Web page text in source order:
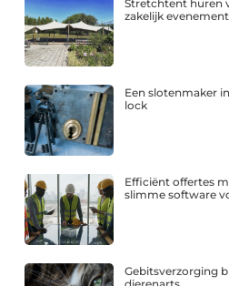
Stretchtent huren
zakelijk
Een slotenmaker
lock
Efficiënt offertes
slimme software
Gebitsverzorging